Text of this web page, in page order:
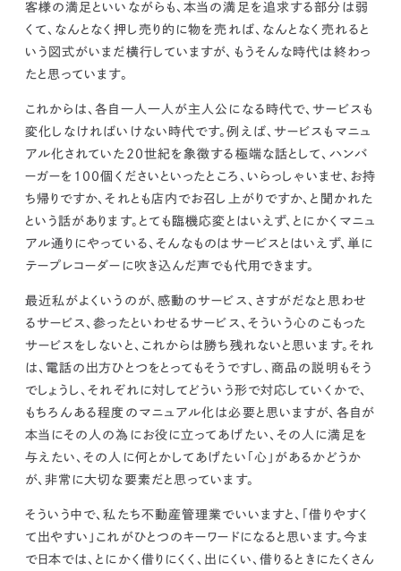
客様の満足といいながらも、本当の満足を追求する部分は弱
くて、なんとなく押し売り的に物を売れば、なんとなく売れると
いう図式がいまだ横行していますが、もうそんな時代は終わっ
たと思っています。
これからは、各自一人一人が主人公になる時代で、 サービスも
変化しなければいけない時代です。例えば、サービスもマニュ
アル化されていた20世紀を象徴する極端な話として、ハンバ
ーガーを100個くださいといったところ、いらっしゃいませ、お持
ち帰りですか、それとも店内でお召し上がりですか、と聞かれた
という話があります。とても臨機応変とはいえず、とにかくマニュ
アル通りにやっている、そんなものはサービスとはいえず、単に
テープレコーダーに吹き込んだ声でも代用できます。
最近私がよくいうのが、感動のサービス、さすがだなと思わせ
るサービス、参ったといわせるサービス、そういう心のこもった
サービスをしないと、これからは勝ち残れないと思います。 それ
は、電話の出方ひとつをとってもそうですし、商品の説明もそう
でしょうし、それぞれに対してどういう形で対応していくかで、
もちろんある程度のマニュアル化は必要と思いますが、各自が
本当にその人の為にお役に立ってあげたい、 その人に満足を
与えたい、その人に何とかしてあげたい「心」があるかどうか
が、非常に大切な要素だと思っています。
そういう中で、私たち不動産管理業でいいますと、
「借りやすく
て出やすい」これがひとつのキーワードになると思います。 今ま
で日本では、とにかく借りにくく、出にくい、借りるときにたくさん